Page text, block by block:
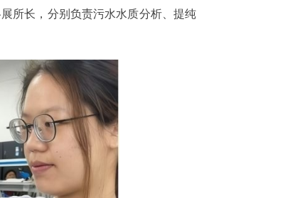
所长，分别负责污水水质分析、提纯